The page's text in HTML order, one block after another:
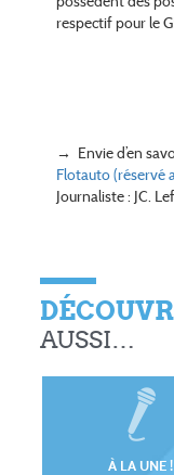
respectif pour le
→ Envie d’en
Flotauto (réservé
Journaliste : JC.
AUSSI…
À LA UNE !